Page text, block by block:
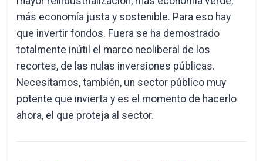
más economía justa y sostenible. Para eso hay
que invertir fondos. Fuera se ha demostrado
totalmente inútil el marco neoliberal de los
recortes, de las nulas inversiones públicas.
Necesitamos, también, un sector público muy
potente que invierta y es el momento de hacerlo
ahora, el que proteja al sector.